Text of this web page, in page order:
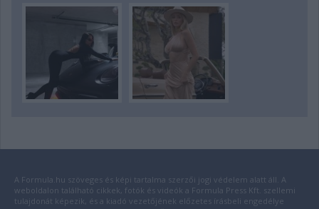
A Formula.hu szöveges és képi tartalma szerzői jogi védelem alatt áll. A
weboldalon található cikkek, fotók és videók a Formula Press Kft. szellemi
tulajdonát képezik, és a kiadó vezetőjének előzetes írásbeli engedélye